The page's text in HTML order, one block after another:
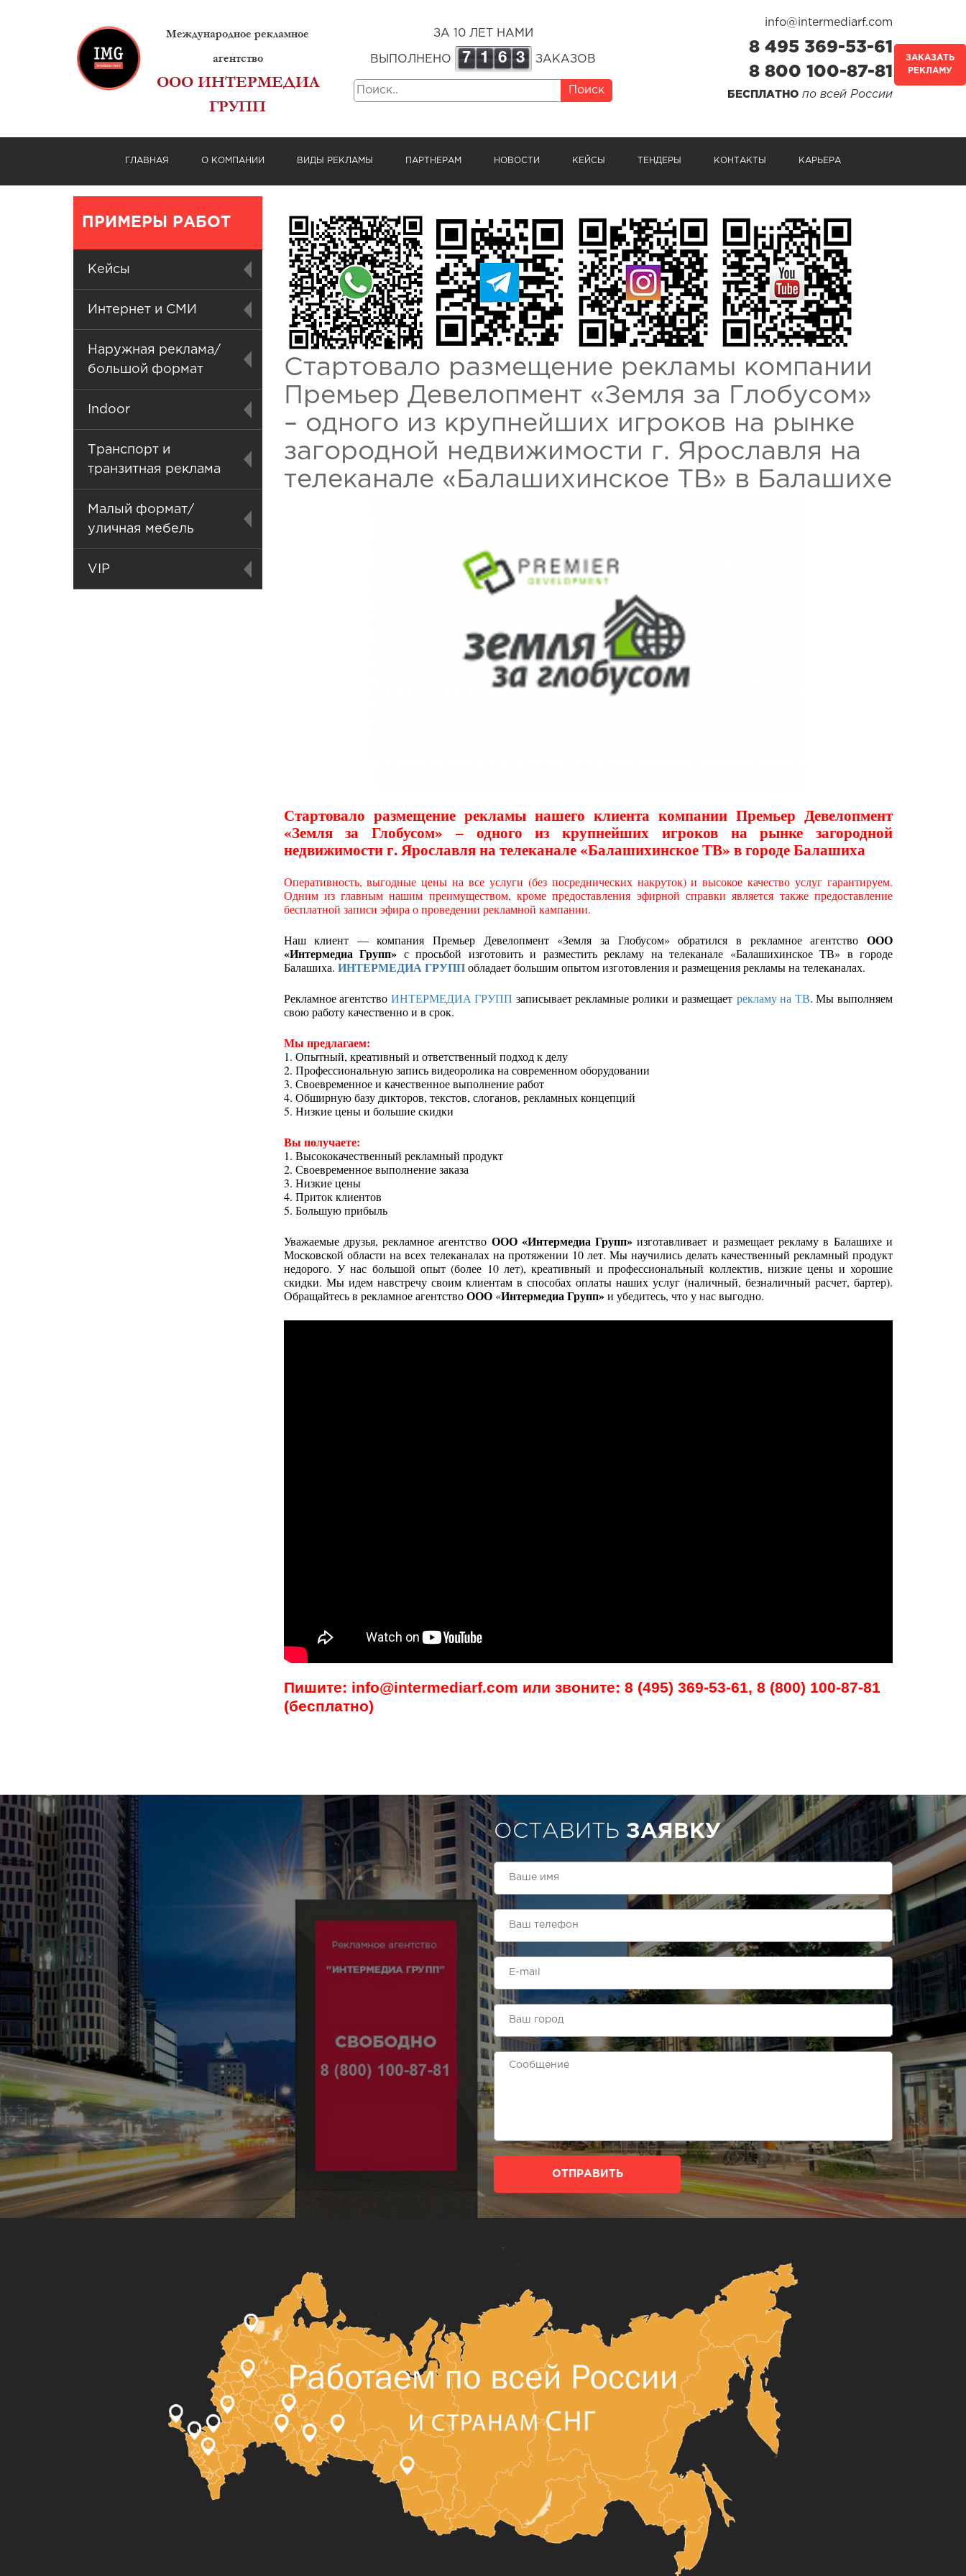
Международное рекламное
агентство
ООО ИНТЕРМЕДИА
ГРУПП
ЗА 10 ЛЕТ НАМИ
ВЫПОЛНЕНО 7 1 6 3 ЗАКАЗОВ
Поиск
info@intermediarf.com
8 495 369-53-61
8 800 100-87-81
БЕСПЛАТНО по всей России
ГЛАВНАЯ О КОМПАНИИ ВИДЫ РЕКЛАМЫ ПАРТНЕРАМ НОВОСТИ КЕЙСЫ ТЕНДЕРЫ КОНТАКТЫ КАРЬЕРА
ЗАКАЗАТЬ
РЕКЛАМУ
ПРИМЕРЫ РАБОТ
Кейсы
Интернет и СМИ
Наружная реклама/
большой формат
Indoor
Транспорт и
транзитная реклама
Малый формат/
уличная мебель
VIP
Стартовало размещение рекламы компании
Премьер Девелопмент «Земля за Глобусом»
– одного из крупнейших игроков на рынке
загородной недвижимости г. Ярославля на
телеканале «Балашихинское ТВ» в Балашихе
Стартовало размещение рекламы нашего клиента компании Премьер Девелопмент
«Земля за Глобусом» – одного из крупнейших игроков на рынке загородной
недвижимости г. Ярославля на телеканале «Балашихинское ТВ» в городе Балашиха
Оперативность, выгодные цены на все услуги (без посреднических накруток) и высокое качество услуг гарантируем.
Одним из главным нашим преимуществом, кроме предоставления эфирной справки является также предоставление
бесплатной записи эфира о проведении рекламной кампании.
Наш клиент — компания Премьер Девелопмент «Земля за Глобусом» обратился в рекламное агентство ООО
«Интермедиа Групп» с просьбой изготовить и разместить рекламу на телеканале «Балашихинское ТВ» в городе
Балашиха. ИНТЕРМЕДИА ГРУППобладает большим опытом изготовления и размещения рекламы на телеканалах.
Рекламное агентство ИНТЕРМЕДИА ГРУПП записывает рекламные ролики и размещает рекламу на ТВ. Мы выполняем
свою работу качественно и в срок.
Мы предлагаем:
1. Опытный, креативный и ответственный подход к делу
2. Профессиональную запись видеоролика на современном оборудовании
3. Своевременное и качественное выполнение работ
4. Обширную базу дикторов, текстов, слоганов, рекламных концепций
5. Низкие цены и большие скидки
Вы получаете:
1. Высококачественный рекламный продукт
2. Своевременное выполнение заказа
3. Низкие цены
4. Приток клиентов
5. Большую прибыль
Уважаемые друзья, рекламное агентство ООО «Интермедиа Групп»изготавливает и размещает рекламу в Балашихе и
Московской области на всех телеканалах на протяжении 10 лет. Мы научились делать качественный рекламный продукт
недорого. У нас большой опыт (более 10 лет), креативный и профессиональный коллектив, низкие цены и хорошие
скидки. Мы идем навстречу своим клиентам в способах оплаты наших услуг (наличный, безналичный расчет, бартер).
Обращайтесь в рекламное агентствоООО«Интермедиа Групп»и убедитесь, что у нас выгодно.
Пишите: info@intermediarf.com или звоните: 8 (495) 369-53-61, 8 (800) 100-87-81
(бесплатно)
ОСТАВИТЬ ЗАЯВКУ
ОТПРАВИТЬ